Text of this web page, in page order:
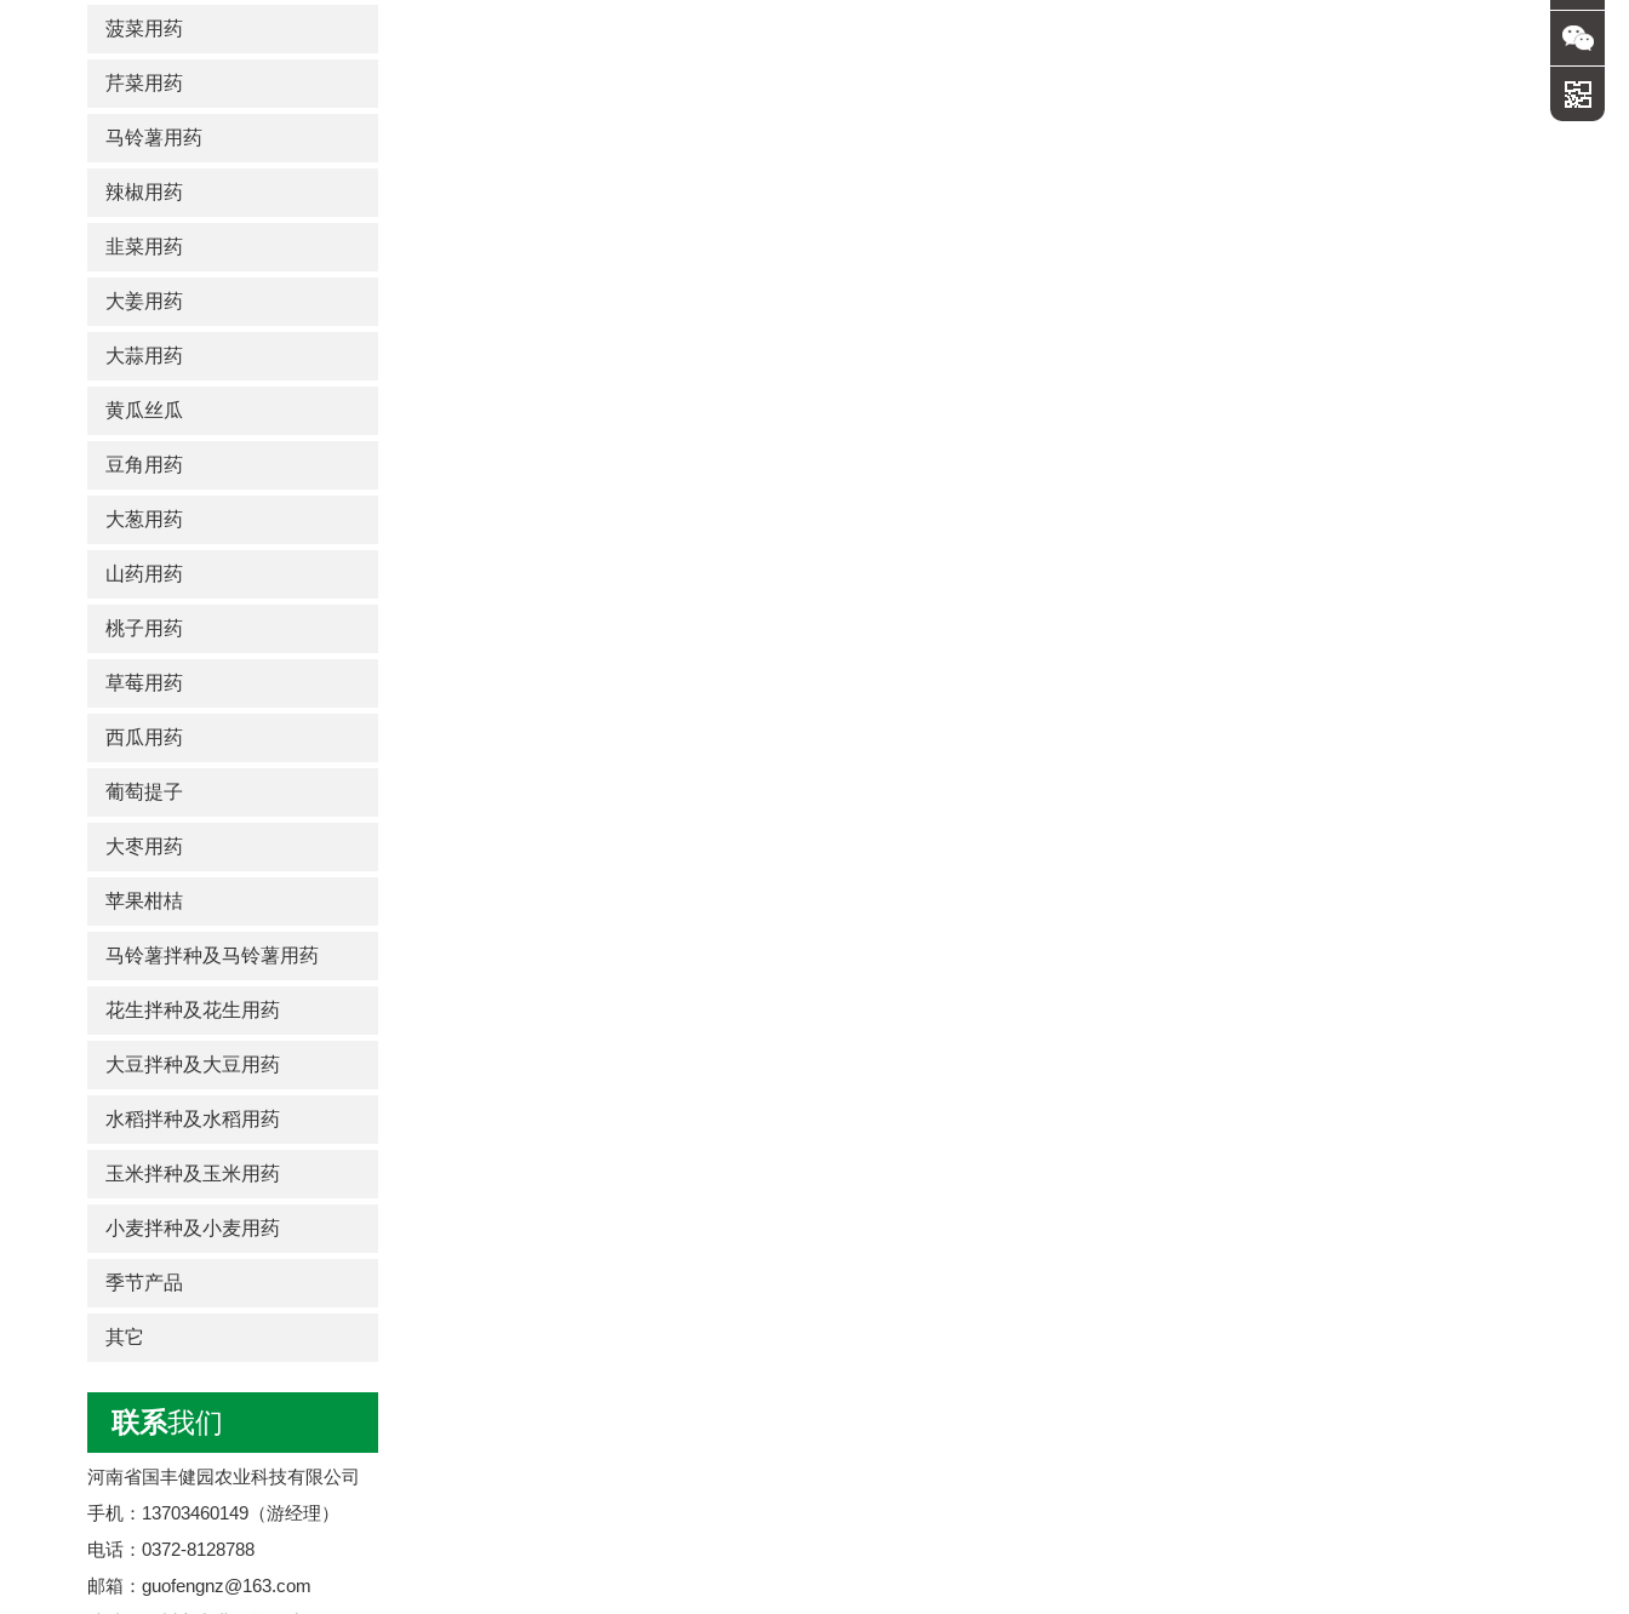
菠菜用药
芹菜用药
马铃薯用药
辣椒用药
韭菜用药
大姜用药
大蒜用药
黄瓜丝瓜
豆角用药
大葱用药
山药用药
桃子用药
草莓用药
西瓜用药
葡萄提子
大枣用药
苹果柑桔
马铃薯拌种及马铃薯用药
花生拌种及花生用药
大豆拌种及大豆用药
水稻拌种及水稻用药
玉米拌种及玉米用药
小麦拌种及小麦用药
季节产品
其它
联系我们
河南省国丰健园农业科技有限公司
手机：13703460149（游经理）
电话：0372-8128788
邮箱：guofengnz@163.com